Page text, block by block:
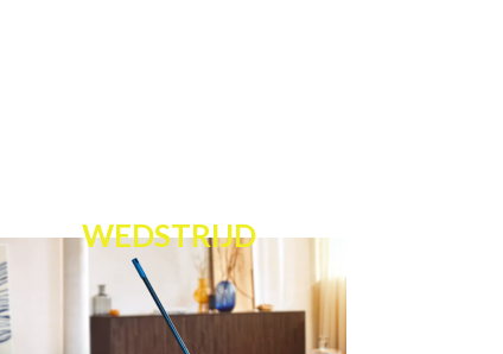
WEDSTRIJD